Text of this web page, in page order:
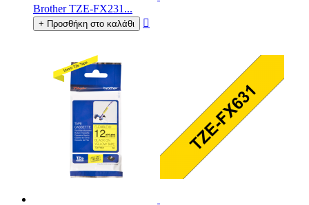
Brother TZE-FX231...
+ Προσθήκη στο καλάθι 